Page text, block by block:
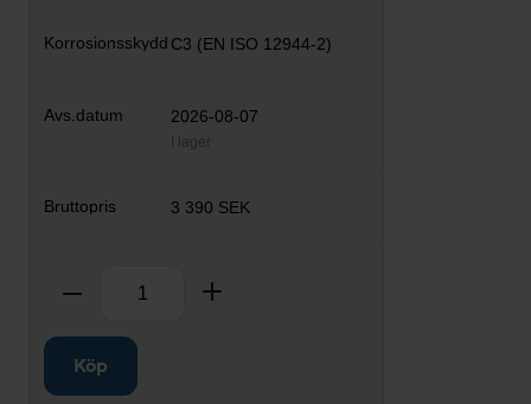
C3 (EN ISO 12944-2)
2026-08-07
I lager
3 390 SEK
Ta bort
Köp